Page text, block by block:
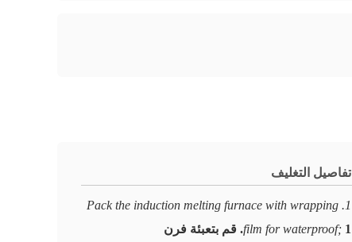
تفاصيل التغليف
1. Pack the induction melting furnace with wrapping
film for waterproof; 1. قم بتعبئة فرن